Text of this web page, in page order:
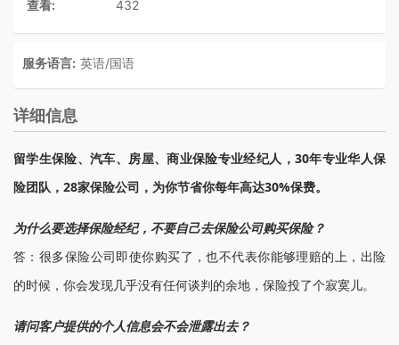
查看:
432
服务语言: 英语/国语
详细信息
留学生保险、汽车、房屋、商业保险专业经纪人，30年专业华人保
险团队，28家保险公司，为你节省你每年高达30%保费。
为什么要选择保险经纪，不要自己去保险公司购买保险？
答：很多保险公司即使你购买了，也不代表你能够理赔的上，出险
的时候，你会发现几乎没有任何谈判的余地，保险投了个寂寞儿。
请问客户提供的个人信息会不会泄露出去？